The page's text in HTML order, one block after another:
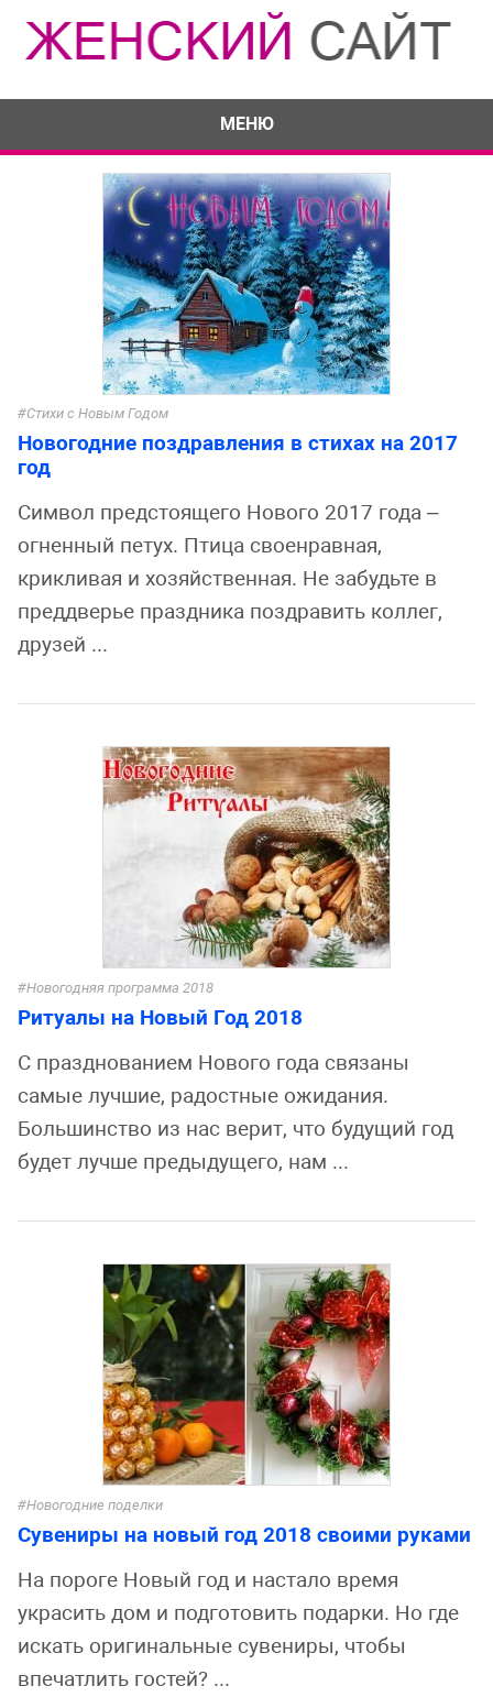
МЕНЮ
Стихи с Новым Годом
Новогодние поздравления в стихах на 2017
год
Символ предстоящего Нового 2017 года –
огненный петух. Птица своенравная,
крикливая и хозяйственная. Не забудьте в
преддверье праздника поздравить коллег,
друзей ...
Новогодняя программа 2018
Ритуалы на Новый Год 2018
С празднованием Нового года связаны
самые лучшие, радостные ожидания.
Большинство из нас верит, что будущий год
будет лучше предыдущего, нам ...
Новогодние поделки
Сувениры на новый год 2018 своими руками
На пороге Новый год и настало время
украсить дом и подготовить подарки. Но где
искать оригинальные сувениры, чтобы
впечатлить гостей? ...